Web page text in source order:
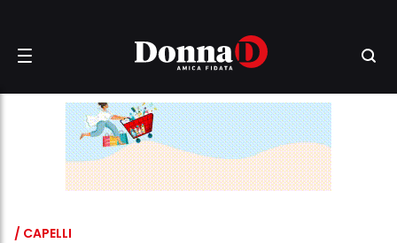
/ CAPELLI